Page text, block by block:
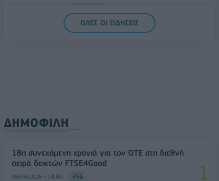
ΟΛΕΣ ΟΙ ΕΙΔΗΣΕΙΣ
ΔΗΜΟΦΙΛΗ
18η συνεχόμενη χρονιά για τον ΟΤΕ στη διεθνή
σειρά δεικτών FTSE4Good
06/08/2026 - 14:40 ESG